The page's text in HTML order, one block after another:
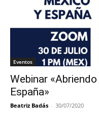
Eventos
Webinar
España»
Beatriz Badás - 30/07/2020